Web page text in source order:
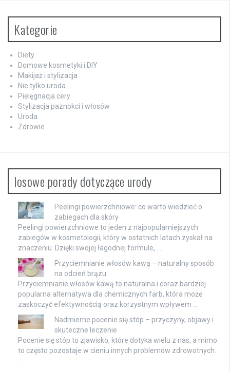
Kategorie
Diety
Domowe kosmetyki i DIY
Makijaż i stylizacja
Nie tylko uroda
Pielęgnacja cery
Stylizacja paznokci i włosów
Uroda
Zdrowie
losowe porady dotyczące urody
Peelingi powierzchniowe: co warto wiedzieć o
zabiegach dla skóry
Peelingi powierzchniowe to jeden z najpopularniejszych
zabiegów w kosmetologii, który w ostatnich latach zyskał na
znaczeniu. Dzięki swojej łagodnej formule, …
Przyciemnianie włosów kawą – naturalny sposób
na odcień brązu
Przyciemnianie włosów kawą to naturalna i coraz bardziej
popularna alternatywa dla chemicznych farb, która może
zaskoczyć efektywnością oraz korzystnym wpływem …
Nadmierne pocenie się stóp – przyczyny, objawy i
skuteczne leczenie
Pocenie się stóp to zjawisko, które dotyka wielu z nas, a mimo
to często pozostaje w cieniu innych problemów zdrowotnych.